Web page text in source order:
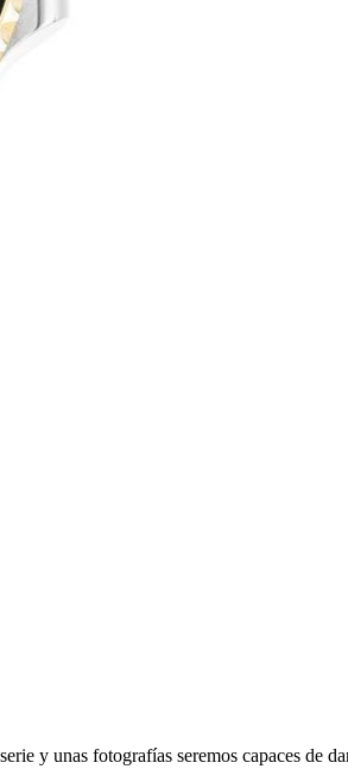
y unas fotografías seremos capaces de